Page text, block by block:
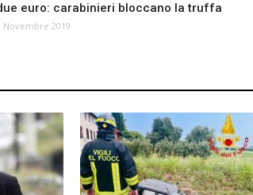
euro: carabinieri bloccano la truffa
Novembre 2019